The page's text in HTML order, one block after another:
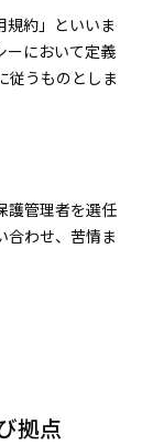
規約」といいま
ーにおいて定義
従うものとしま
護管理者を選任
合わせ、苦情ま
拠点